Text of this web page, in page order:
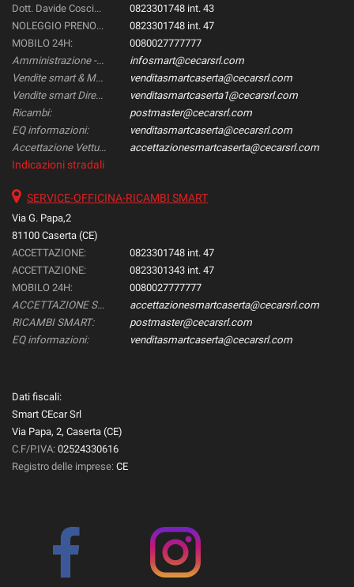
Dott. Davide Coscione:
0823301748 int. 43
NOLEGGIO PRENOTAZIONI::
0823301748 int. 47
MOBILO 24H:
0080027777777
Amministrazione -Gestione & Controllo-:
infosmart@cecarsrl.com
Vendite smart & Mercedes Direzionali:
venditasmartcaserta@cecarsrl.com
Vendite smart Direzionali:
venditasmartcaserta1@cecarsrl.com
Ricambi:
postmaster@cecarsrl.com
EQ informazioni:
venditasmartcaserta@cecarsrl.com
Accettazione Vetture:
accettazionesmartcaserta@cecarsrl.com
Indicazioni stradali
SERVICE-OFFICINA-RICAMBI SMART
Via G. Papa,2
81100 Caserta (CE)
ACCETTAZIONE:
0823301748 int. 47
ACCETTAZIONE:
0823301343 int. 47
MOBILO 24H:
0080027777777
ACCETTAZIONE SMART:
accettazionesmartcaserta@cecarsrl.com
RICAMBI SMART:
postmaster@cecarsrl.com
EQ informazioni:
venditasmartcaserta@cecarsrl.com
Dati fiscali:
Smart CEcar Srl
Via Papa, 2, Caserta (CE)
C.F/P.IVA: 02524330616
Registro delle imprese: CE